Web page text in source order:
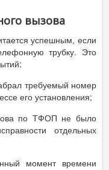
вызова
успешным, если
трубку. Это
требуемый номер
его установления;
по ТФОП не было
отдельных
момент времени